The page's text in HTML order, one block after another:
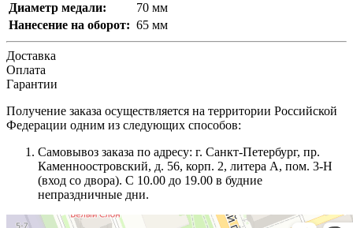
Диаметр медали:
70 мм
Нанесение на оборот: 65 мм
Доставка
Оплата
Гарантии
Получение заказа осуществляется на территории Российской
Федерации одним из следующих способов:
Самовывоз заказа по адресу: г. Санкт-Петербург, пр.
Каменноостровский, д. 56, корп. 2, литера А, пом. 3-Н
(вход со двора). С 10.00 до 19.00 в будние
непраздничные дни.